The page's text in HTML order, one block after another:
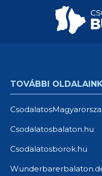
TOVÁBBI OLDALAINK
Csodalatosbalaton.hu
Csodalatosborok.hu